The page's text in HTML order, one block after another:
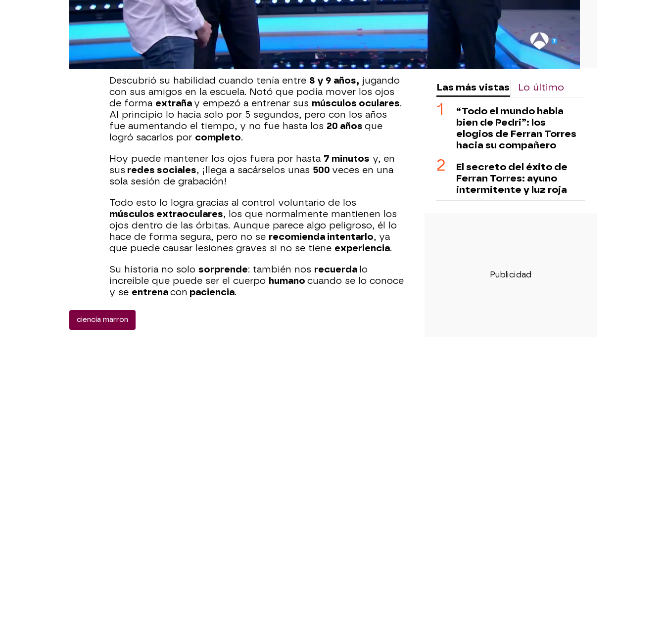
Bellosguardo(Williams Sánchez) es un uruguayo con un don
realmenteimpactante : puede sacar sus ojos hacia fuera19
milímetros, lo que equivale a un
94 %del globo ocular. Este
asombroso control le valió el
Récord Guinnessoficial al
“Farthest eyeball pop (male)”
, es decir, la mayor protrusión
ocular masculina del mundo.
Descubrió su habilidad cuando tenía entre 8 y 9 años, jugando
con sus amigos en la escuela. Notó que podía mover los ojos
de forma extraña y empezó a entrenar sus músculos oculares.
Al principio lo hacía solo por 5 segundos, pero con los años
fue aumentando el tiempo, y no fue hasta los 20 años que
logró sacarlos por completo.
Hoy puede mantener los ojos fuera por hasta 7 minutos y, en
sus redes sociales, ¡llega a sacárselos unas 500 veces en una
sola sesión de grabación!
Todo esto lo logra gracias al control voluntario de los
músculos extraoculares, los que normalmente mantienen los
ojos dentro de las órbitas. Aunque parece algo peligroso, él lo
hace de forma segura, pero no se recomienda intentarlo, ya
que puede causar lesiones graves si no se tiene experiencia.
Su historia no solo sorprende: también nos recuerda lo
increíble que puede ser el cuerpo humano cuando se lo conoce
y se entrenacon paciencia.
ciencia marron
Las más vistas Lo último
“Todo el mundo habla
bien de Pedri”: los
elogios de Ferran Torres
hacia su compañero
El secreto del éxito de
Ferran Torres: ayuno
intermitente y luz roja